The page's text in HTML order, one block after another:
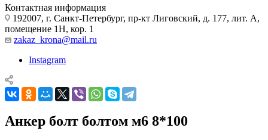
Контактная информация
192007, г. Санкт-Петербург, пр-кт Лиговский, д. 177, лит. А,
помещение 1Н, кор. 1
zakaz_krona@mail.ru
Instagram
Анкер болт болтом м6 8*100